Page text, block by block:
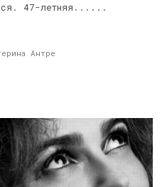
47-летняя......
Антре